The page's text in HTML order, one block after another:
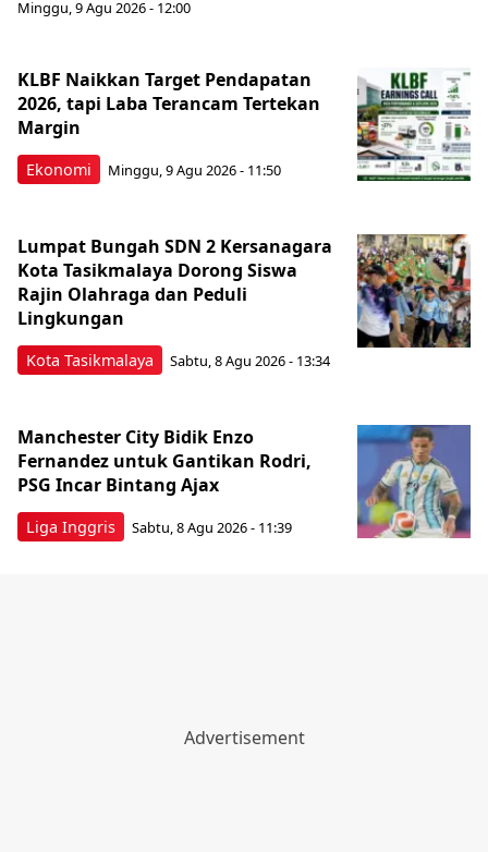
Minggu, 9 Agu 2026 - 12:00
Ekonomi
KLBF Naikkan Target Pendapatan
2026, tapi Laba Terancam Tertekan
Margin
Minggu, 9 Agu 2026 - 11:50
Kota Tasikmalaya
Lumpat Bungah SDN 2 Kersanagara
Kota Tasikmalaya Dorong Siswa
Rajin Olahraga dan Peduli
Lingkungan
Sabtu, 8 Agu 2026 - 13:34
Liga Inggris
Manchester City Bidik Enzo
Fernandez untuk Gantikan Rodri,
PSG Incar Bintang Ajax
Sabtu, 8 Agu 2026 - 11:39